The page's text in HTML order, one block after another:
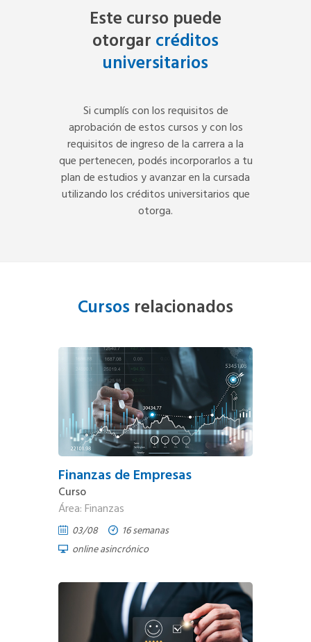
Este curso puede
otorgar créditos
universitarios
Si cumplís con los requisitos de
aprobación de estos cursos y con los
requisitos de ingreso de la carrera a la
que pertenecen, podés incorporarlos a tu
plan de estudios y avanzar en la cursada
utilizando los créditos universitarios que
otorga.
Cursos relacionados
Finanzas de Empresas
Curso
Área: Finanzas
03/08
16 semanas
online asincrónico